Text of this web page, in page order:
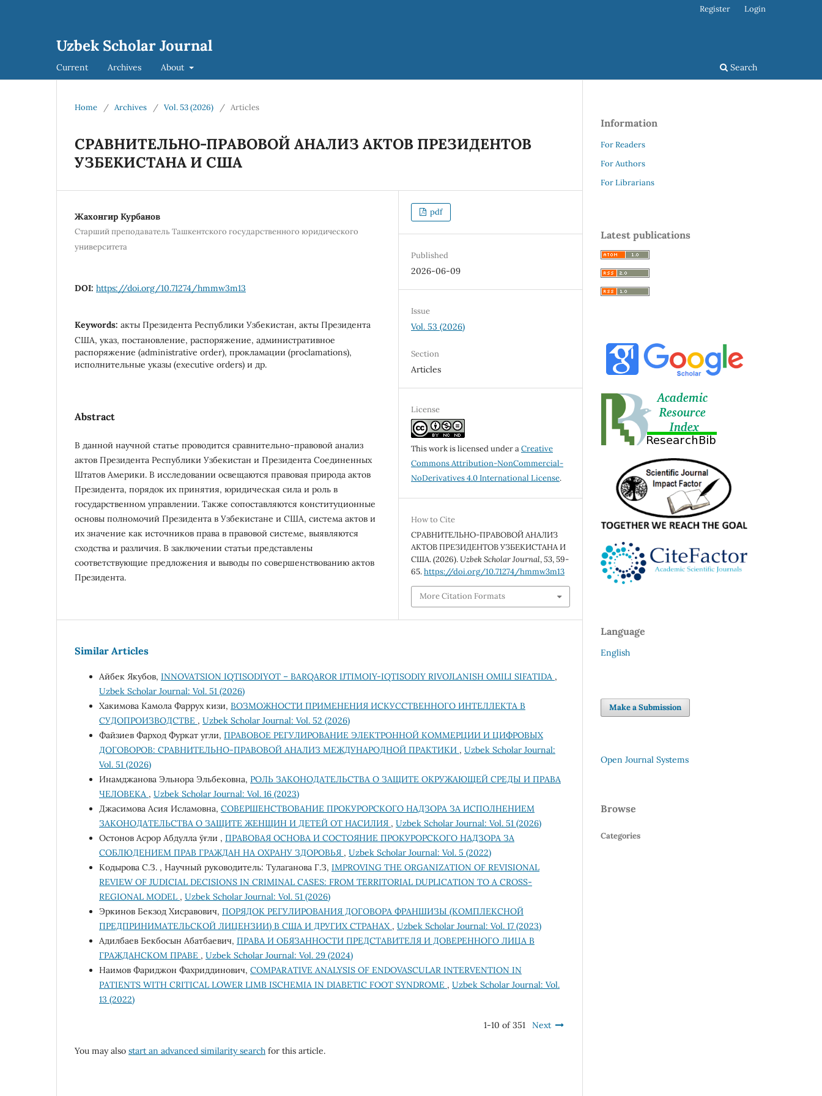
Uzbek Scholar Journal
Current Archives About Search
Register Login
Home / Archives / Vol. 53 (2026) / Articles
СРАВНИТЕЛЬНО-ПРАВОВОЙ АНАЛИЗ АКТОВ ПРЕЗИДЕНТОВ
УЗБЕКИСТАНА И США
Жахонгир Курбанов
Старший преподаватель Ташкентского государственного юридического
университета
DOI: https://doi.org/10.71274/hmmw3m13
Keywords: акты Президента Республики Узбекистан, акты Президента
США, указ, постановление, распоряжение, административное
распоряжение (administrative order), прокламации (proclamations),
исполнительные указы (executive orders) и др.
Abstract
В данной научной статье проводится сравнительно-правовой анализ
актов Президента Республики Узбекистан и Президента Соединенных
Штатов Америки. В исследовании освещаются правовая природа актов
Президента, порядок их принятия, юридическая сила и роль в
государственном управлении. Также сопоставляются конституционные
основы полномочий Президента в Узбекистане и США, система актов и
их значение как источников права в правовой системе, выявляются
сходства и различия. В заключении статьи представлены
соответствующие предложения и выводы по совершенствованию актов
Президента.
pdf
Published
2026-06-09
Issue
Vol. 53 (2026)
Section
Articles
License
This work is licensed under aCreative
Commons Attribution-NonCommercial-
NoDerivatives 4.0 International License.
How to Cite
СРАВНИТЕЛЬНО-ПРАВОВОЙ АНАЛИЗ
АКТОВ ПРЕЗИДЕНТОВ УЗБЕКИСТАНА И
США. (2026).Uzbek Scholar Journal,53, 59-
65.https://doi.org/10.71274/hmmw3m13
More Citation Formats
Similar Articles
Айбек Якубов, INNOVATSION IQTISODIYOT – BARQAROR IJTIMOIY-IQTISODIY RIVOJLANISH OMILI SIFATIDA ,
Uzbek Scholar Journal: Vol. 51 (2026)
Хакимова Камола Фаррух кизи, ВОЗМОЖНОСТИ ПРИМЕНЕНИЯ ИСКУССТВЕННОГО ИНТЕЛЛЕКТА В
СУДОПРОИЗВОДСТВЕ , Uzbek Scholar Journal: Vol. 52 (2026)
Файзиев Фарход Фуркат угли, ПРАВОВОЕ РЕГУЛИРОВАНИЕ ЭЛЕКТРОННОЙ КОММЕРЦИИ И ЦИФРОВЫХ
ДОГОВОРОВ: СРАВНИТЕЛЬНО-ПРАВОВОЙ АНАЛИЗ МЕЖДУНАРОДНОЙ ПРАКТИКИ , Uzbek Scholar Journal:
Vol. 51 (2026)
Инамджанова Эльнора Эльбековна, РОЛЬ ЗАКОНОДАТЕЛЬСТВА О ЗАЩИТЕ ОКРУЖАЮЩЕЙ СРЕДЫ И ПРАВА
ЧЕЛОВЕКА , Uzbek Scholar Journal: Vol. 16 (2023)
Джасимова Асия Исламовна, СОВЕРШЕНСТВОВАНИЕ ПРОКУРОРСКОГО НАДЗОРА ЗА ИСПОЛНЕНИЕМ
ЗАКОНОДАТЕЛЬСТВА О ЗАЩИТЕ ЖЕНЩИН И ДЕТЕЙ ОТ НАСИЛИЯ , Uzbek Scholar Journal: Vol. 51 (2026)
Остонов Асрор Абдулла ўғли , ПРАВОВАЯ ОСНОВА И СОСТОЯНИЕ ПРОКУРОРСКОГО НАДЗОРА ЗА
СОБЛЮДЕНИЕМ ПРАВ ГРАЖДАН НА ОХРАНУ ЗДОРОВЬЯ , Uzbek Scholar Journal: Vol. 5 (2022)
Кодырова С.З. , Научный руководитель: Тулаганова Г.З, IMPROVING THE ORGANIZATION OF REVISIONAL
REVIEW OF JUDICIAL DECISIONS IN CRIMINAL CASES: FROM TERRITORIAL DUPLICATION TO A CROSS-
REGIONAL MODEL , Uzbek Scholar Journal: Vol. 51 (2026)
Эркинов Бекзод Хисравович, ПОРЯДОК РЕГУЛИРОВАНИЯ ДОГОВОРА ФРАНШИЗЫ (КОМПЛЕКСНОЙ
ПРЕДПРИНИМАТЕЛЬСКОЙ ЛИЦЕНЗИИ) В США И ДРУГИХ СТРАНАХ , Uzbek Scholar Journal: Vol. 17 (2023)
Адилбаев Бекбосын Абатбаевич, ПРАВА И ОБЯЗАННОСТИ ПРЕДСТАВИТЕЛЯ И ДОВЕРЕННОГО ЛИЦА В
ГРАЖДАНСКОМ ПРАВЕ , Uzbek Scholar Journal: Vol. 29 (2024)
Наимов Фариджон Фахриддинович, COMPARATIVE ANALYSIS OF ENDOVASCULAR INTERVENTION IN
PATIENTS WITH CRITICAL LOWER LIMB ISCHEMIA IN DIABETIC FOOT SYNDROME , Uzbek Scholar Journal: Vol.
13 (2022)
1-10 of 351 Next
You may also start an advanced similarity search for this article.
Information
For Readers
For Authors
For Librarians
Latest publications
Language
English
Make a Submission
Open Journal Systems
Browse
Categories